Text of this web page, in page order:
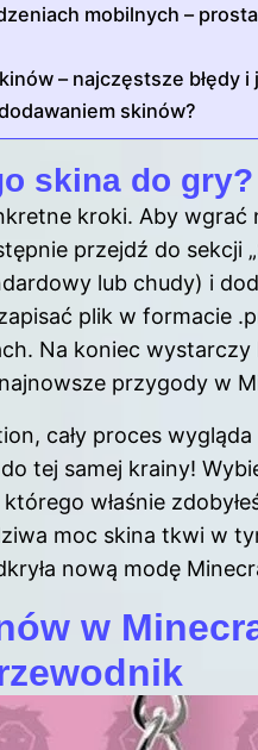
mobilnych –
– najczęstsze błędy i
skinów?
skina do gry?
kroki. Aby
przejdź do sekcji
lub chudy) i
zapisać plik w formacie
Na koniec wystarczy
przygody w
cały proces
tej samej krainy!
właśnie
moc skina tkwi w
nową modę
w